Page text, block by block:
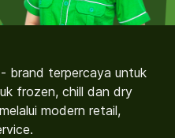
brand terpercaya untuk
frozen, chill dan dry
modern retail,